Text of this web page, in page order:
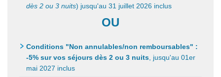
dès 2 ou 3 nuits) jusqu'au 31 juillet 2026 inclus
OU
Conditions "Non annulables/non remboursables" :
-5% sur vos séjours dès 2 ou 3 nuits jusqu'au 01er
mai 2027 inclus